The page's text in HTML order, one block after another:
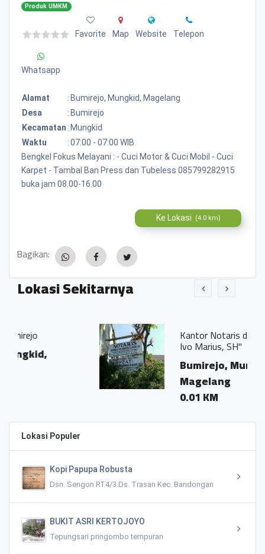
Produk UMKM
Favorite Map Website Telepon
Whatsapp
Alamat : Bumirejo, Mungkid, Magelang
Desa
: Bumirejo
Kecamatan : Mungkid
Waktu
:07:00 - 07:00 WIB
Bengkel Fokus Melayani : - Cuci Motor & Cuci Mobil - Cuci
Karpet - Tambal Ban Press dan Tubeless 085799282915
buka jam 08.00-16.00
Ke Lokasi (4.0 km)
Bagikan:
Lokasi Sekitarnya
Kantor Notaris dan PPAT "Georgius
Ivo Marius, SH"
Bumirejo, Mungkid,
Magelang
Lokasi Populer
Kopi Papupa Robusta
Dsn. Sengon RT4/3 Ds. Trasan Kec. Bandongan
BUKIT ASRI KERTOJOYO
Tepungsari pringombo tempuran